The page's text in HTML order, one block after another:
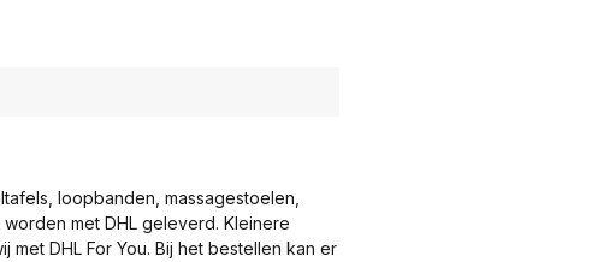
loopbanden, massagestoelen,
met DHL geleverd. Kleinere
DHL For You. Bij het bestellen kan er